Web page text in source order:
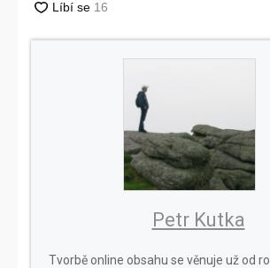
Petr Kutka
Tvorbě online obsahu se věnuje už od